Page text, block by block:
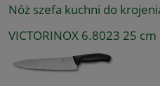
Nóż szefa kuchni do
VICTORINOX 6.8023 25 cm